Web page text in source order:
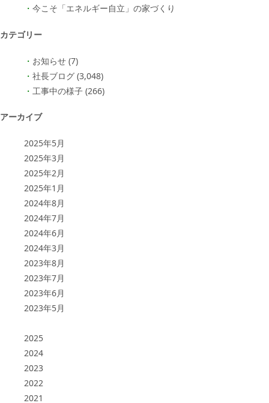
今こそ「エネルギー自立」の家づくり
カテゴリー
お知らせ (7)
社長ブログ (3,048)
工事中の様子 (266)
アーカイブ
2025年5月
2025年3月
2025年2月
2025年1月
2024年8月
2024年7月
2024年6月
2024年3月
2023年8月
2023年7月
2023年6月
2023年5月
2025
2024
2023
2022
2021